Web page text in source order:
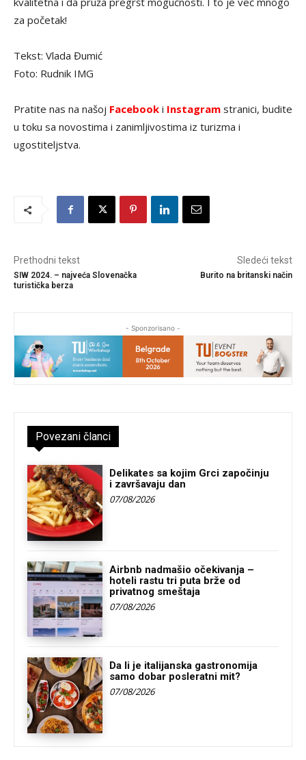
za početak!
Tekst: Vlada Đumić
Foto: Rudnik IMG
Pratite nas na našoj Facebook i Instagram stranici, budite
u toku sa novostima i zanimljivostima iz turizma i
ugostiteljstva.
Prethodni tekst
SIW 2024. – najveća Slovenačka
turistička berza
Sledeći tekst
Burito na britanski način
- Sponzorisano -
Povezani članci
Delikates sa kojim Grci započinju
i završavaju dan
07/08/2026
Airbnb nadmašio očekivanja –
hoteli rastu tri puta brže od
privatnog smeštaja
07/08/2026
Da li je italijanska gastronomija
samo dobar posleratni mit?
07/08/2026